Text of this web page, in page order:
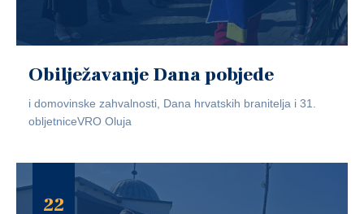
Obilježavanje Dana pobjede
i domovinske zahvalnosti, Dana hrvatskih branitelja i 31.
obljetniceVRO Oluja
22